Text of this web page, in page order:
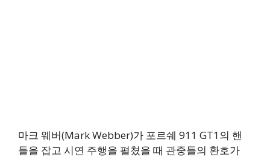
마크 웨버(Mark Webber)가 포르쉐 911 GT1의 핸
들을 잡고 시연 주행을 펼쳤을 때 관중들의 환호가